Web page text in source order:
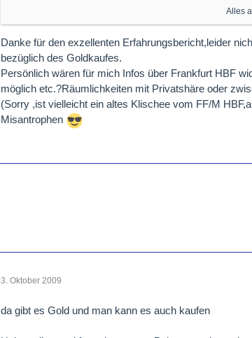
Ich hatte ungarische Forint für 300 Euro mit denen
zurücktauschen konnte: die Reisebank hat sie
Krügerrand gekauft. Barren und Känguru war
gegen Rechnung.
Ich glaube, nur einige Filialen der Reisebank
nachfragen, welche Filialen was da haben und
Bei der genannten Filiale gab es einen
hat, so dass mir niemand über die Schulter blicken
War auf jeden Fall besser als bei der Hausbank,
Alles
Danke für den exzellenten Erfahrungsbericht,leider
bezüglich des Goldkaufes.
Persönlich wären für mich Infos über Frankfurt HBF
möglich etc.?Räumlichkeiten mit Privatshäre oder
(Sorry ,ist vielleicht ein altes Klischee vom FF/M
Misantrophen
3. Oktober 2009
da gibt es Gold und man kann es auch kaufen